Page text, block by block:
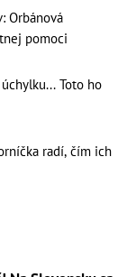
Orbánová
pomoci
Toto ho
radí, čím ich